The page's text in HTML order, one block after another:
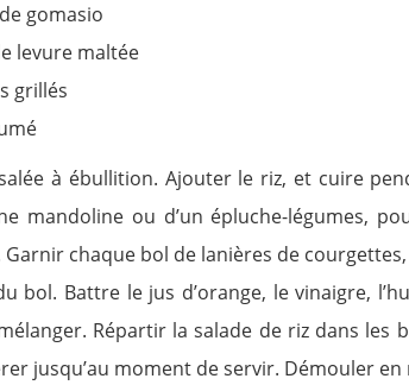
gomasio
levure maltée
grillés
à ébullition. Ajouter le riz, et cuire
mandoline ou d’un épluche-légumes,
chaque bol de lanières de
bol. Battre le jus d’orange, le vinaigre,
Répartir la salade de riz dans
jusqu’au moment de servir. Démouler